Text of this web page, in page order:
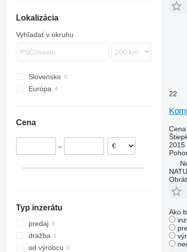
Lokalizácia
Vyhľadať v okruhu
Slovensko
Európa
Nemecko
Cena
–
Typ inzerátu
predaj
dražba
od výrobcu
22
2015
Ako